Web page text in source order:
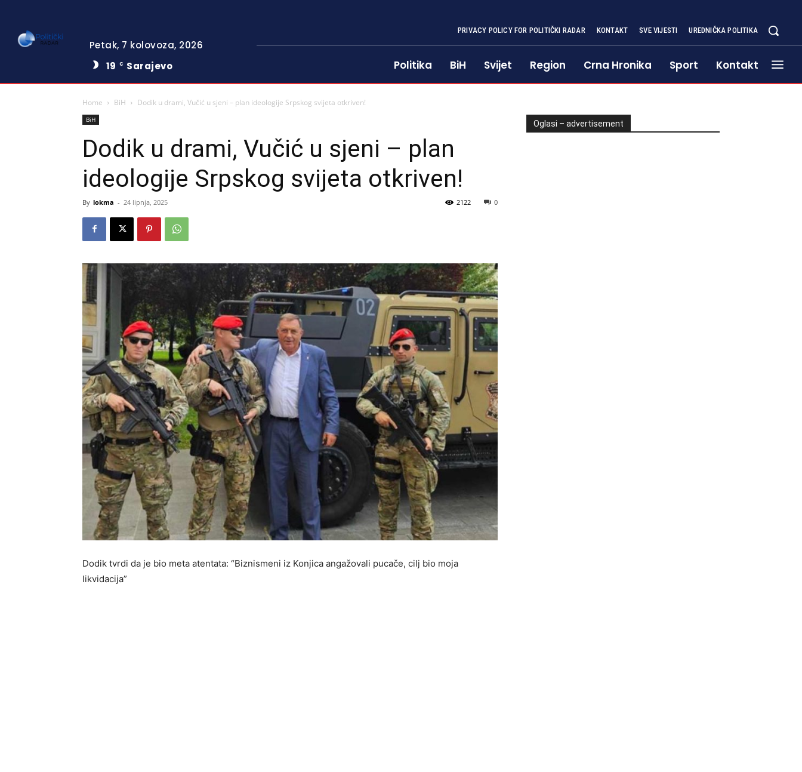
Petak, 7 kolovoza, 2026
19
C Sarajevo
PRIVACY POLICY FOR POLITIČKI RADAR KONTAKT SVE VIJESTI UREDNIČKA POLITIKA
Politika BiH Svijet Region Crna Hronika Sport Kontakt
Home BiH Dodik u drami, Vučić u sjeni – plan ideologije Srpskog svijeta otkriven!
BiH
Dodik u drami, Vučić u sjeni – plan
ideologije Srpskog svijeta otkriven!
By lokma - 24 lipnja, 2025 0
2122
Dodik tvrdi da je bio meta atentata: “Biznismeni iz Konjica angažovali pucače, cilj bio moja
likvidacija”
Oglasi – advertisement